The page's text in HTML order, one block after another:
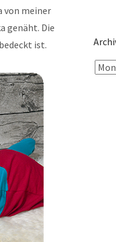
von meiner
genäht. Die
ist.